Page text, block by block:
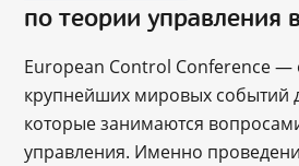
по теории управления
European Control Conference ―
крупнейших мировых событий
которые занимаются
управления. Именно